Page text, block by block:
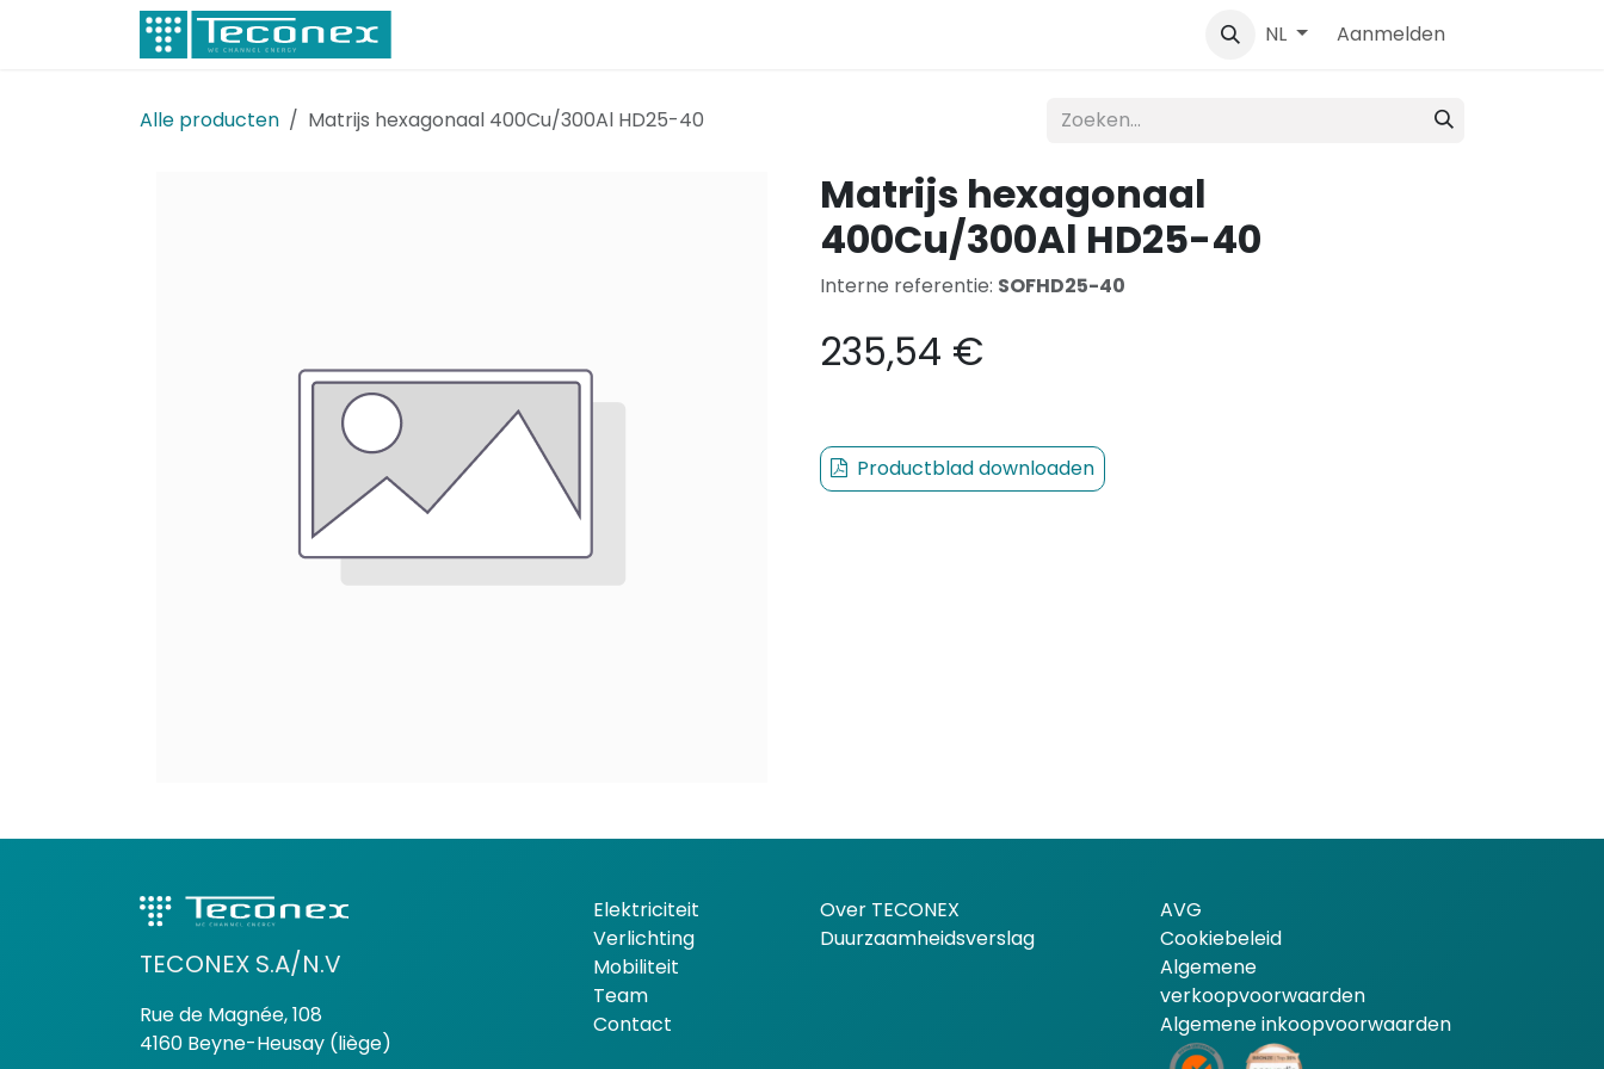
Overslaan naar inhoud
NL Aanmelden
Alle producten Matrijs hexagonaal 400Cu/300Al HD25-40
Matrijs hexagonaal
400Cu/300Al HD25-40
Interne referentie: SOFHD25-40
235,54 €
Productblad downloaden
TECONEX S.A/N.V
Rue de Magnée, 108
4160 Beyne-Heusay (liège)
Elektriciteit
Verlichting
Mobiliteit
Team
Contact
Over TECONEX
Duurzaamheidsverslag
AVG
Cookiebeleid
Algemene
verkoopvoorwaarden
Algemene inkoopvoorwaarden